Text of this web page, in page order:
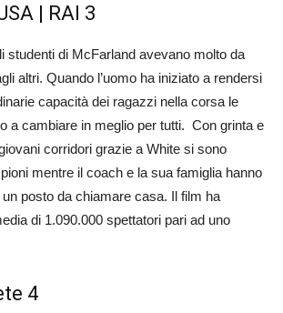
| RAI 3
studenti di McFarland avevano molto da
altri. Quando l’uomo ha iniziato a rendersi
capacità dei ragazzi nella corsa le
a cambiare in meglio per tutti. Con grinta e
corridori grazie a White si sono
mentre il coach e la sua famiglia hanno
posto da chiamare casa. Il film ha
di 1.090.000 spettatori pari ad uno
4